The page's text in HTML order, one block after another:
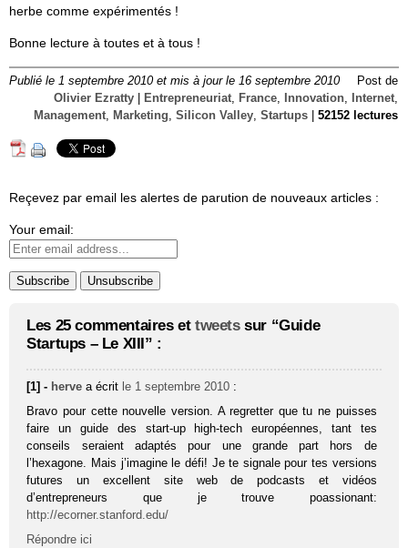
herbe comme expérimentés !
Bonne lecture à toutes et à tous !
Publié le 1 septembre 2010 et mis à jour le 16 septembre 2010
Post de
Olivier Ezratty
Entrepreneuriat, France, Innovation, Internet,
Management, Marketing, Silicon Valley, Startups 52152 lectures
Reçevez par email les alertes de parution de nouveaux articles :
Your email:
Les 25 commentaires et tweetssur “Guide
Startups – Le XIII” :
[1] - herve a écrit le 1 septembre 2010 :
Bravo pour cette nouvelle version. A regretter que tu ne puisses
faire un guide des start-up high-tech européennes, tant tes
conseils seraient adaptés pour une grande part hors de
l’hexagone. Mais j’imagine le défi! Je te signale pour tes versions
futures un excellent site web de podcasts et vidéos
d’entrepreneurs que je trouve poassionant:
http://ecorner.stanford.edu/
Répondre ici